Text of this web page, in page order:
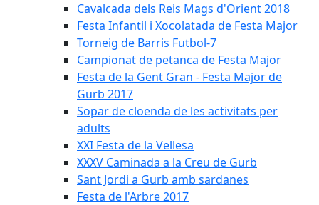
Cavalcada dels Reis Mags d'Orient 2018
Festa Infantil i Xocolatada de Festa Major
Torneig de Barris Futbol-7
Campionat de petanca de Festa Major
Festa de la Gent Gran - Festa Major de
Gurb 2017
Sopar de cloenda de les activitats per
adults
XXI Festa de la Vellesa
XXXV Caminada a la Creu de Gurb
Sant Jordi a Gurb amb sardanes
Festa de l'Arbre 2017